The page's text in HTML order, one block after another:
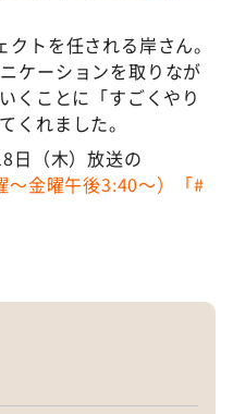
トを任される岸さん。
ケーションを取りなが
くことに「すごくやり
くれました。
日（木）放送の
〜金曜午後3:40〜）「#